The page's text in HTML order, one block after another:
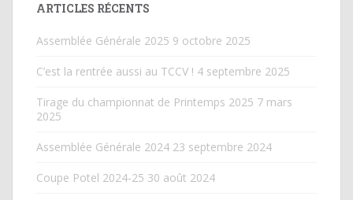
ARTICLES RÉCENTS
Assemblée Générale 2025 9 octobre 2025
C’est la rentrée aussi au TCCV ! 4 septembre 2025
Tirage du championnat de Printemps 2025 7 mars
2025
Assemblée Générale 2024 23 septembre 2024
Coupe Potel 2024-25 30 août 2024